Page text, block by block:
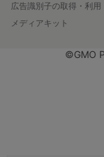
広告識別子の取得・利用
メディアキット
©GMO